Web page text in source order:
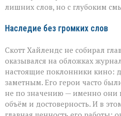
лишних слов, но с глубоким
Наследие без громких слов
Скотт Хайлендс не собирал
оказывался на обложках
настоящие поклонники кино:
заметным. Его герои часто
не по значению — именно они
объём и достоверность. И в